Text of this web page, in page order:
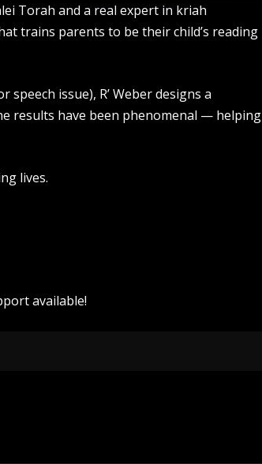
Torah and a real expert in kriah
trains parents to be their child’s reading
issue), R’ Weber designs a
results have been phenomenal — helping
lives.
available!